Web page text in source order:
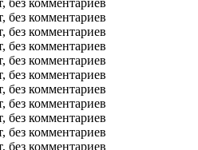
без комментариев
без комментариев
без комментариев
без комментариев
без комментариев
без комментариев
без комментариев
без комментариев
без комментариев
без комментариев
без комментариев